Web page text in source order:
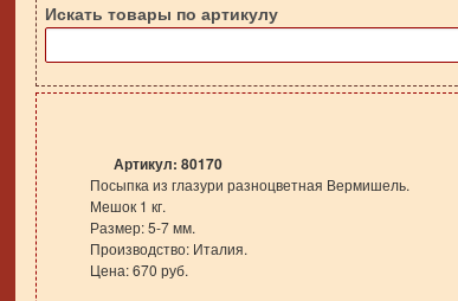
Искать товары по артикулу
Артикул: 80170
Посыпка из глазури разноцветная Вермишель.
Мешок 1 кг.
Размер: 5-7 мм.
Производство: Италия.
Цена: 670 руб.